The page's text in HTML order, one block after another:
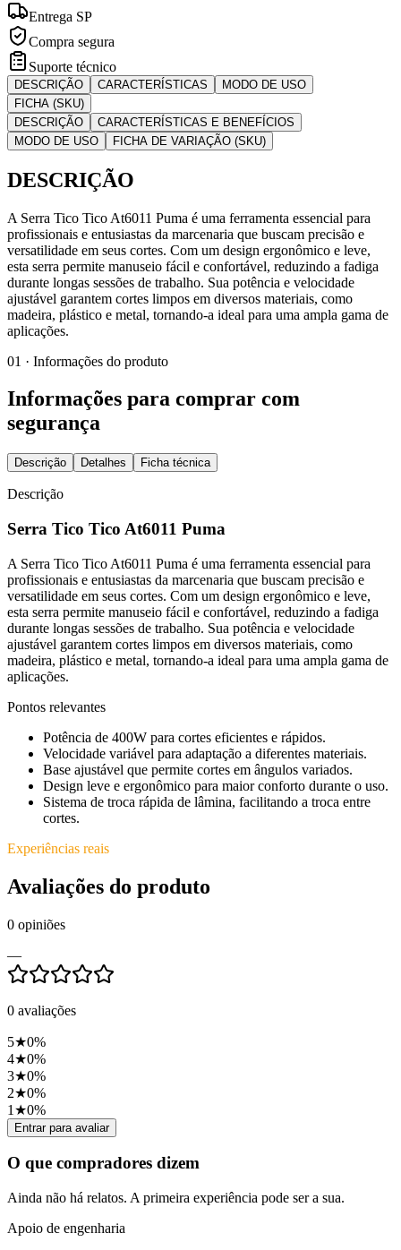
Entrega SP
Compra segura
Suporte técnico
DESCRIÇÃO CARACTERÍSTICAS
MODO DE USO
FICHA (SKU)
DESCRIÇÃO
CARACTERÍSTICAS E BENEFÍCIOS
MODO DE USO
FICHA DE VARIAÇÃO (SKU)
DESCRIÇÃO
A Serra Tico Tico At6011 Puma é uma ferramenta essencial para
profissionais e entusiastas da marcenaria que buscam precisão e
versatilidade em seus cortes. Com um design ergonômico e leve,
esta serra permite manuseio fácil e confortável, reduzindo a fadiga
durante longas sessões de trabalho. Sua potência e velocidade
ajustável garantem cortes limpos em diversos materiais, como
madeira, plástico e metal, tornando-a ideal para uma ampla gama de
aplicações.
01 · Informações do produto
Informações para comprar com
segurança
Descrição Detalhes Ficha técnica
Descrição
Serra Tico Tico At6011 Puma
A Serra Tico Tico At6011 Puma é uma ferramenta essencial para
profissionais e entusiastas da marcenaria que buscam precisão e
versatilidade em seus cortes. Com um design ergonômico e leve,
esta serra permite manuseio fácil e confortável, reduzindo a fadiga
durante longas sessões de trabalho. Sua potência e velocidade
ajustável garantem cortes limpos em diversos materiais, como
madeira, plástico e metal, tornando-a ideal para uma ampla gama de
aplicações.
Pontos relevantes
Potência de 400W para cortes eficientes e rápidos.
Velocidade variável para adaptação a diferentes materiais.
Base ajustável que permite cortes em ângulos variados.
Design leve e ergonômico para maior conforto durante o uso.
Sistema de troca rápida de lâmina, facilitando a troca entre
cortes.
Experiências reais
Avaliações do produto
0 opiniões
—
0 avaliações
5★0%
4★0%
3★0%
2★0%
1 ★0%
Entrar para avaliar
O que compradores dizem
Ainda não há relatos. A primeira experiência pode ser a sua.
Apoio de engenharia